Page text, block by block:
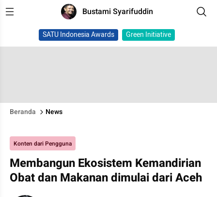
Bustami Syarifuddin
SATU Indonesia Awards Green Initiative
Beranda News
Konten dari Pengguna
Membangun Ekosistem Kemandirian
Obat dan Makanan dimulai dari Aceh